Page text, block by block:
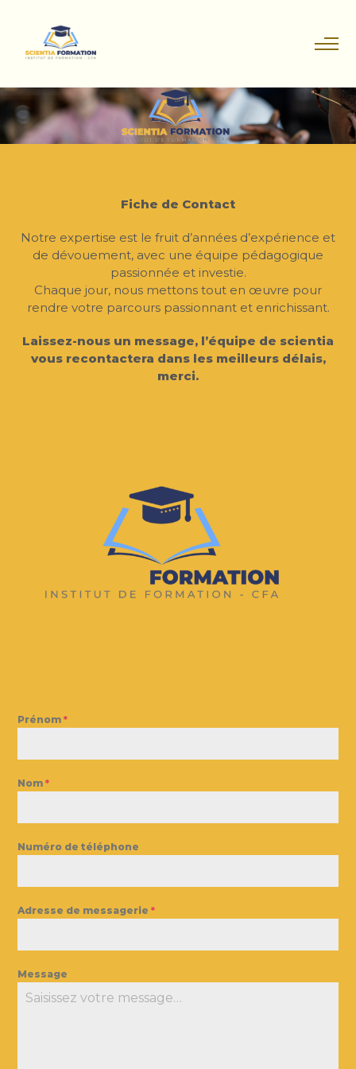
Fiche de Contact
Notre expertise est le fruit d’années d’expérience et
de dévouement, avec une équipe pédagogique
passionnée et investie.
Chaque jour, nous mettons tout en œuvre pour
rendre votre parcours passionnant et enrichissant.
Laissez-nous un message, l’équipe de scientia
vous recontactera dans les meilleurs délais,
merci.
Prénom*
Nom*
Numéro de téléphone
Adresse de messagerie*
Message